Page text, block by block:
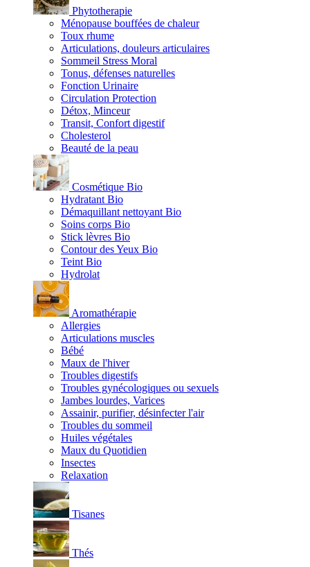
Phytotherapie
Ménopause bouffées de chaleur
Toux rhume
Articulations, douleurs articulaires
Sommeil Stress Moral
Tonus, défenses naturelles
Fonction Urinaire
Circulation Protection
Détox, Minceur
Transit, Confort digestif
Cholesterol
Beauté de la peau
Cosmétique Bio
Hydratant Bio
Démaquillant nettoyant Bio
Soins corps Bio
Stick lèvres Bio
Contour des Yeux Bio
Teint Bio
Hydrolat
Aromathérapie
Allergies
Articulations muscles
Bébé
Maux de l'hiver
Troubles digestifs
Troubles gynécologiques ou sexuels
Jambes lourdes, Varices
Assainir, purifier, désinfecter l'air
Troubles du sommeil
Huiles végétales
Maux du Quotidien
Insectes
Relaxation
Tisanes
Thés